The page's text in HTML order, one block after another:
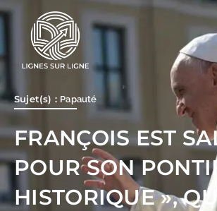
Aller
contenu
Sujet(s) : Papauté
FRANÇOIS EST
POUR SON
HISTORIQUE »,